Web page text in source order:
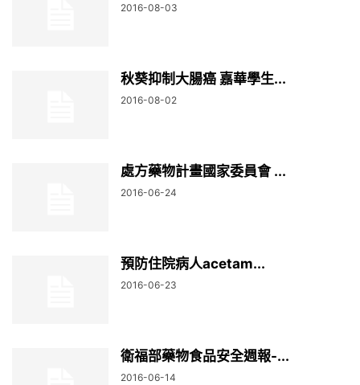
2016-08-03
秋葵抑制大腸癌 嘉華學生...
2016-08-02
處方藥物計畫國家委員會 ...
2016-06-24
預防住院病人acetam...
2016-06-23
衛福部藥物食品安全週報-...
2016-06-14